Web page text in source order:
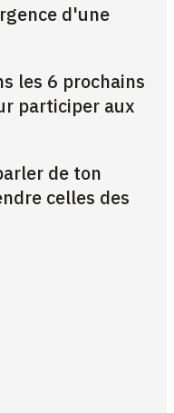
d'une
les 6 prochains
participer aux
de ton
celles des